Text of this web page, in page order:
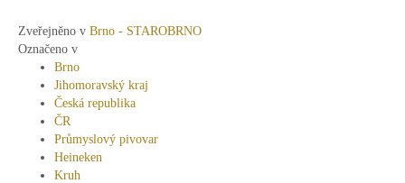
Zveřejněno v Brno - STAROBRNO
Označeno v
Brno
Jihomoravský kraj
Česká republika
ČR
Průmyslový pivovar
Heineken
Kruh